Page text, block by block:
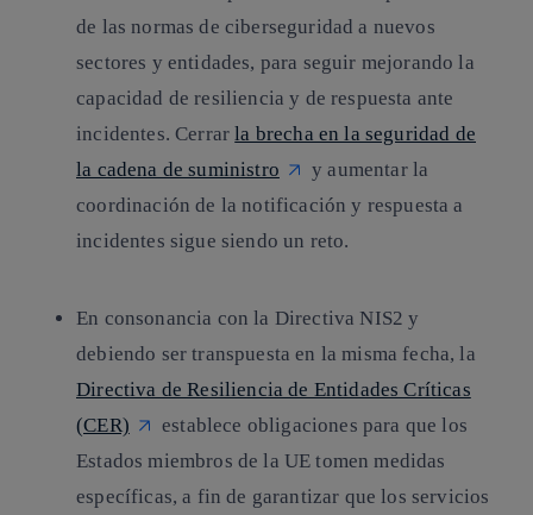
de las normas de ciberseguridad a nuevos
sectores y entidades, para seguir mejorando la
capacidad de resiliencia y de respuesta ante
incidentes. Cerrarla brecha en la seguridad de
la cadena de suministro
y aumentar la
coordinación de la notificación y respuesta a
incidentes sigue siendo un reto.
En consonancia con la Directiva NIS2 y
debiendo ser transpuesta en la misma fecha, la
Directiva de Resiliencia de Entidades Críticas
(CER)
establece obligaciones para que los
Estados miembros de la UE tomen medidas
específicas, a fin de garantizar que los servicios